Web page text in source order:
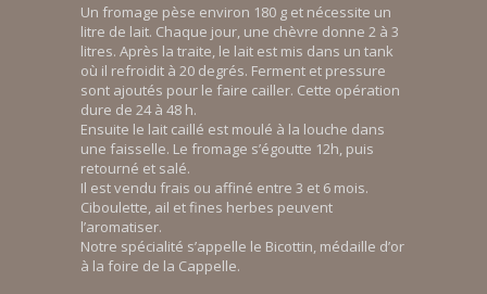
Un fromage pèse environ 180 g et nécessite un
litre de lait. Chaque jour, une chèvre donne 2 à 3
litres. Après la traite, le lait est mis dans un tank
où il refroidit à 20 degrés. Ferment et pressure
sont ajoutés pour le faire cailler. Cette opération
dure de 24 à 48 h.
Ensuite le lait caillé est moulé à la louche dans
une faisselle. Le fromage s’égoutte 12h, puis
retourné et salé.
Il est vendu frais ou affiné entre 3 et 6 mois.
Ciboulette, ail et fines herbes peuvent
l’aromatiser.
Notre spécialité s’appelle le Bicottin, médaille d’or
à la foire de la Cappelle.